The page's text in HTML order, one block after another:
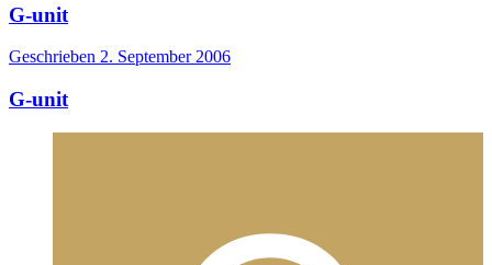
G-unit
Geschrieben 2. September 2006
G-unit